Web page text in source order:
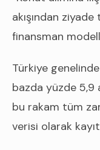
akışından
finansman
Türkiye
bazda yüzde 5,9
bu rakam tüm
verisi olarak